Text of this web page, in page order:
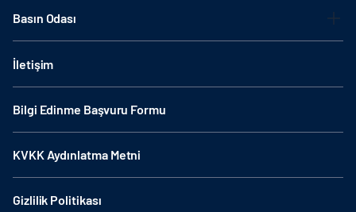
Basın Odası
İletişim
Bilgi Edinme Başvuru Formu
KVKK Aydınlatma Metni
Gizlilik Politikası